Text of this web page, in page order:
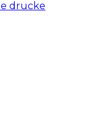
drucke